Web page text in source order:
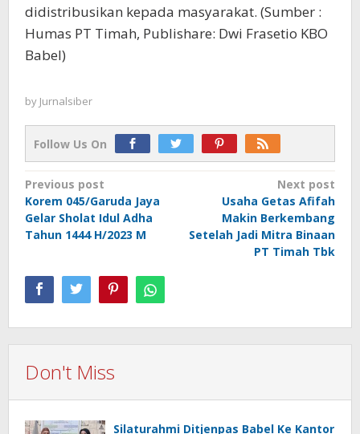
didistribusikan kepada masyarakat. (Sumber :
Humas PT Timah, Publishare: Dwi Frasetio KBO
Babel)
by Jurnalsiber
Follow Us On
Post
navigation
Previous post
Korem 045/Garuda Jaya
Gelar Sholat Idul Adha
Tahun 1444 H/2023 M
Next post
Usaha Getas Afifah
Makin Berkembang
Setelah Jadi Mitra Binaan
PT Timah Tbk
Don't Miss
Silaturahmi Ditjenpas Babel Ke Kantor